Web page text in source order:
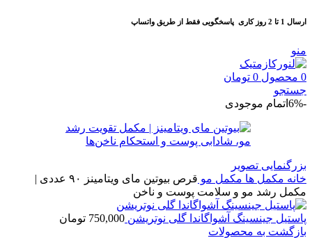
ارسال 1 تا 2 روز کاری پاسخگویی فقط از طریق واتساپ
منو
0 محصول 0 تومان
جستجو
-6%
اتمام موجودی
بزرگنمایی تصویر
خانه مكمل ها مکمل مو
قرص بیوتین مای ویتامینز ۹۰ عددی |
مکمل رشد مو و سلامت پوست و ناخن
پاستیل جینسینگ آشواگاندا گلی نوتریشن 750,000 تومان
بازگشت به محصولات